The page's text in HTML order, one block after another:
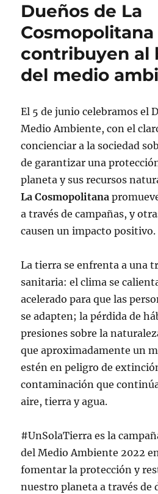
Dueños de La
Cosmopolitana
contribuyen al
del medio
El 5 de junio celebramos el
Medio Ambiente, con el
concienciar a la sociedad
de garantizar una
planeta y sus recursos
La Cosmopolitana
a través de campañas, y
causen un impacto positivo.
La tierra se enfrenta a una
sanitaria: el clima se
acelerado para que las
se adapten; la pérdida de
presiones sobre la
que aproximadamente un
estén en peligro de
contaminación que
aire, tierra y agua.
#UnSolaTierra es la
del Medio Ambiente 2022
fomentar la protección y
nuestro planeta a través de